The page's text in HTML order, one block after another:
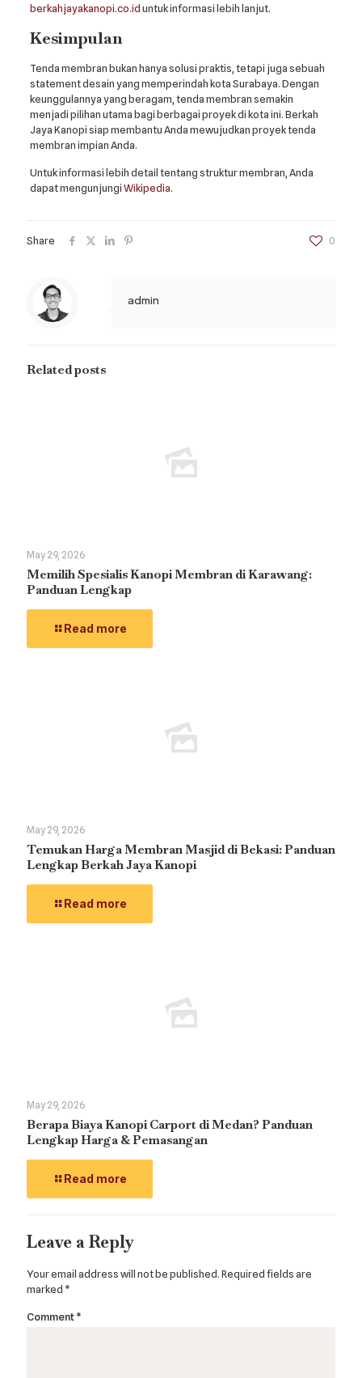
berkahjayakanopi.co.iduntuk informasi lebih lanjut.
Kesimpulan
Tenda membran bukan hanya solusi praktis, tetapi juga sebuah
statement desain yang memperindah kota Surabaya. Dengan
keunggulannya yang beragam, tenda membran semakin
menjadi pilihan utama bagi berbagai proyek di kota ini. Berkah
Jaya Kanopi siap membantu Anda mewujudkan proyek tenda
membran impian Anda.
Untuk informasi lebih detail tentang struktur membran, Anda
dapat mengunjungiWikipedia.
Share 0
admin
Related posts
May 29, 2026
Memilih Spesialis Kanopi Membran di Karawang:
Panduan Lengkap
Read more
May 29, 2026
Temukan Harga Membran Masjid di Bekasi: Panduan
Lengkap Berkah Jaya Kanopi
Read more
May 29, 2026
Berapa Biaya Kanopi Carport di Medan? Panduan
Lengkap Harga & Pemasangan
Read more
Leave a Reply
Your email address will not be published.Required fields are
marked *
Comment*